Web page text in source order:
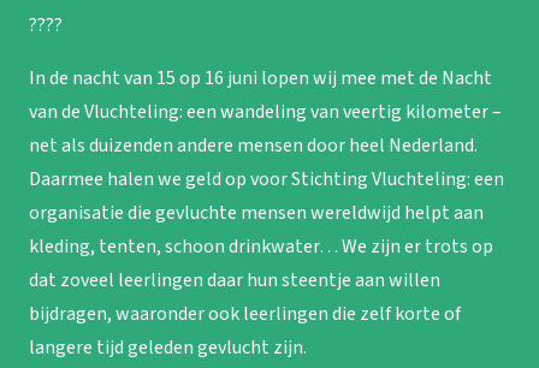
????
In de nacht van 15 op 16 juni lopen wij mee met de Nacht
van de Vluchteling: een wandeling van veertig kilometer –
net als duizenden andere mensen door heel Nederland.
Daarmee halen we geld op voor Stichting Vluchteling: een
organisatie die gevluchte mensen wereldwijd helpt aan
kleding, tenten, schoon drinkwater… We zijn er trots op
dat zoveel leerlingen daar hun steentje aan willen
bijdragen, waaronder ook leerlingen die zelf korte of
langere tijd geleden gevlucht zijn.